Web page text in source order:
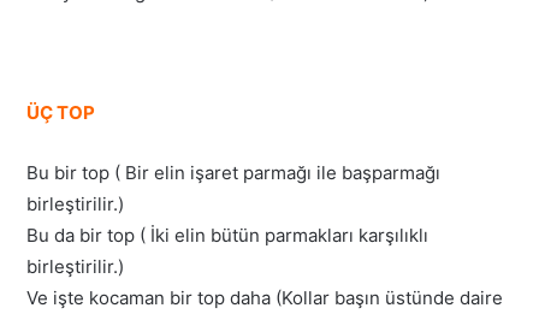
ÜÇ TOP
Bu bir top ( Bir elin işaret parmağı ile başparmağı
birleştirilir.)
Bu da bir top ( İki elin bütün parmakları karşılıklı
birleştirilir.)
Ve işte kocaman bir top daha (Kollar başın üstünde daire